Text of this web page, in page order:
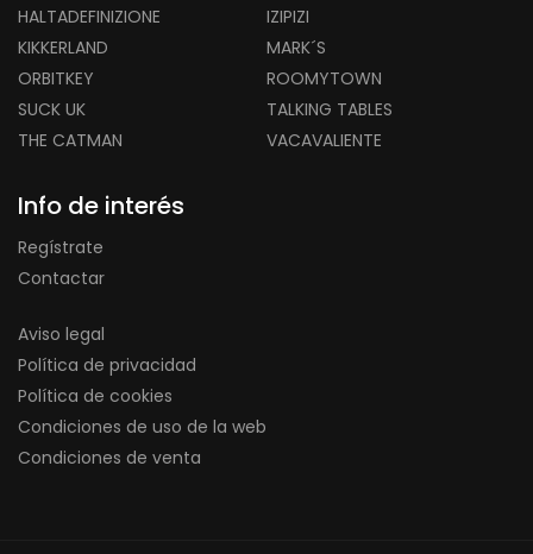
HALTADEFINIZIONE
IZIPIZI
KIKKERLAND
MARK´S
ORBITKEY
ROOMYTOWN
SUCK UK
TALKING TABLES
THE CATMAN
VACAVALIENTE
Info de interés
Regístrate
Contactar
Aviso legal
Política de privacidad
Política de cookies
Condiciones de uso de la web
Condiciones de venta